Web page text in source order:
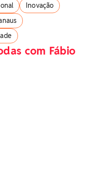
Inovação
com Fábio